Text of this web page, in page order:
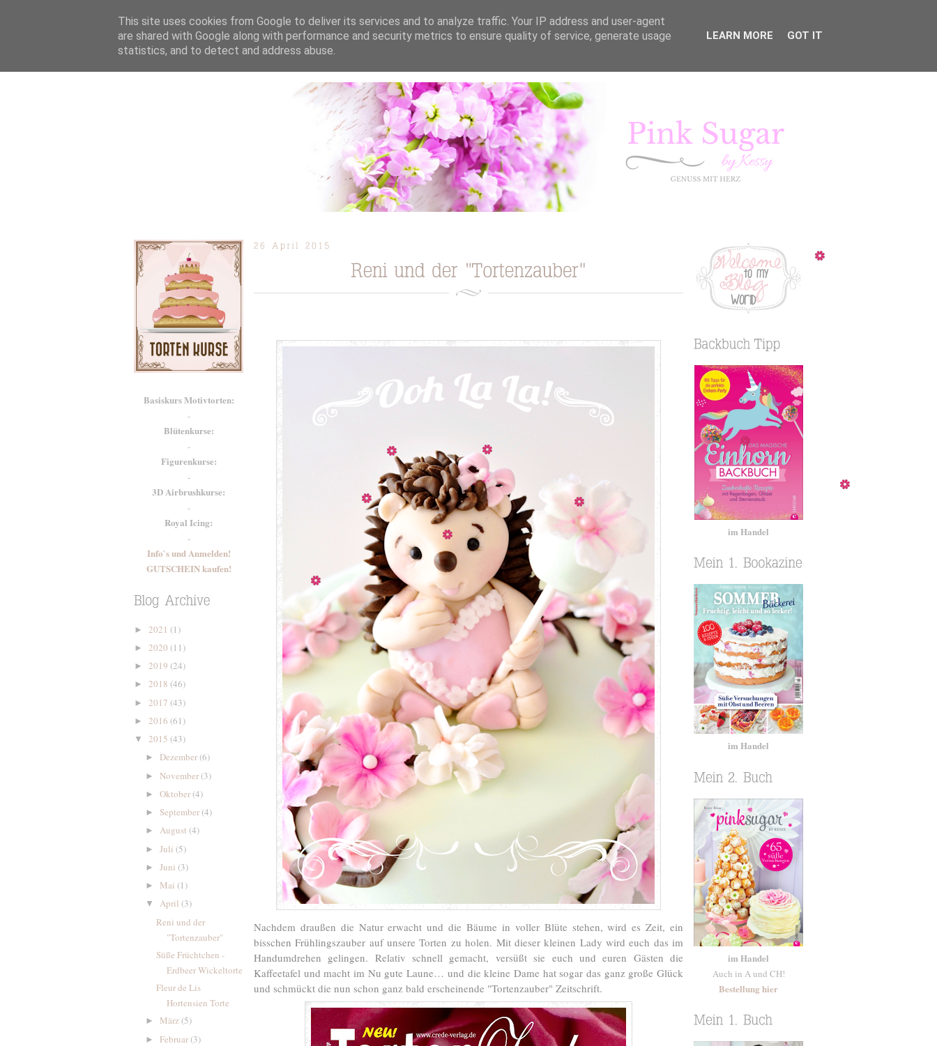
ÜBER MICH KOOPERATION
Basiskurs Motivtorten:
-
Blütenkurse:
-
Figurenkurse:
-
3D Airbrushkurse:
-
Royal Icing:
-
Info`s und Anmelden!
GUTSCHEIN kaufen!
► 2021 (1)
► 2020 (11)
► 2019 (24)
► 2018 (46)
► 2017 (43)
► 2016 (61)
▼ 2015 (43)
► Dezember(6)
► November(3)
► Oktober(4)
► September(4)
► August (4)
► Juli (5)
► Juni (3)
► Mai (1)
▼ April (3)
Reni und der
"Tortenzauber"
Süße Früchtchen -
Erdbeer Wickeltorte
Fleur de Lis
Hortensien Torte
► März(5)
► Februar(3)
Nachdem draußen die Natur erwacht und die Bäume in voller Blüte stehen, wird es Zeit, ein
bisschen Frühlingszauber auf unsere Torten zu holen. Mit dieser kleinen Lady wird euch das im
Handumdrehen gelingen. Relativ schnell gemacht, versüßt sie euch und euren Gästen die
Kaffeetafel und macht im Nu gute Laune… und die kleine Dame hat sogar das ganz große Glück
und schmückt die nun schon ganz bald erscheinende "Tortenzauber" Zeitschrift.
im Handel
im Handel
im Handel
Auch in A und CH!
Bestellung hier
This site uses cookies from Google to deliver its services and to analyze traffic. Your IP address and user-agent
are shared with Google along with performance and security metrics to ensure quality of service, generate usage
statistics, and to detect and address abuse.
LEARN MORE GOT IT